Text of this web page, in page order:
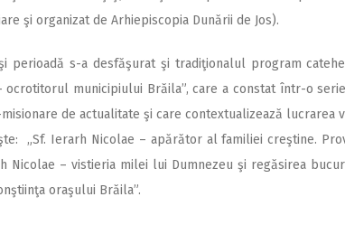
şi organizat de Arhiepiscopia Dunării de Jos).
perioadă s-a desfăşurat şi tradiţionalul program
ocrotitorul municipiului Brăila”, care a constat într-o
de actualitate şi care contextualizează lucrarea
„Sf. Ierarh Nicolae – apărător al familiei creştine.
Nicolae – vistieria milei lui Dumnezeu şi regăsirea
oraşului Brăila”.